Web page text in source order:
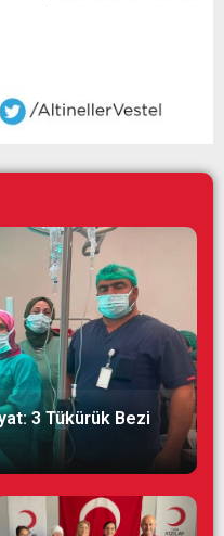
3 Tükürük Bezi